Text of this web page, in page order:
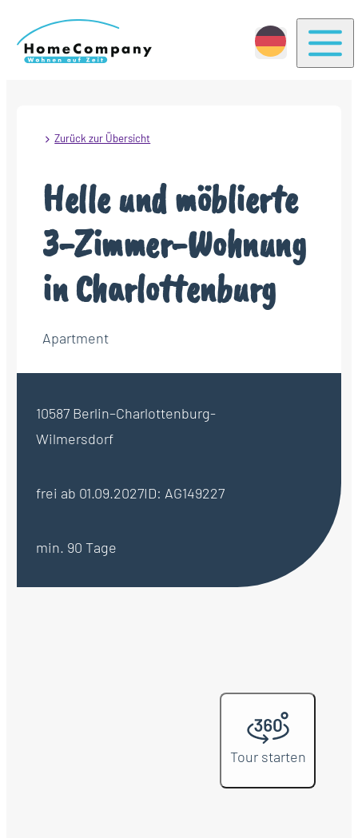
Zurück zur Übersicht
Helle und möblierte
3-Zimmer-Wohnung
in Charlottenburg
Apartment
10587 Berlin–Charlottenburg-
Wilmersdorf
frei ab 01.09.2027ID: AG149227
min. 90 Tage
Tour starten